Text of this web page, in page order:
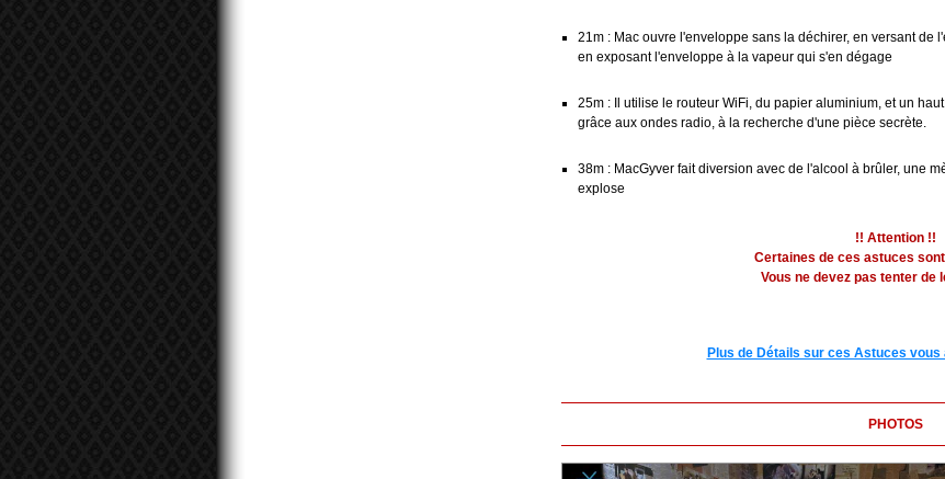
21m : Mac ouvre l'enveloppe sans la déchirer, en versant de
en exposant l'enveloppe à la vapeur qui s'en dégage
25m : Il utilise le routeur WiFi, du papier aluminium, et un
grâce aux ondes radio, à la recherche d'une pièce secrète.
38m : MacGyver fait diversion avec de l'alcool à brûler, une
explose
!! Attention !!
Certaines de ces astuces
Vous ne devez pas tenter de
Plus de Détails sur ces Astuces vous
PHOTOS